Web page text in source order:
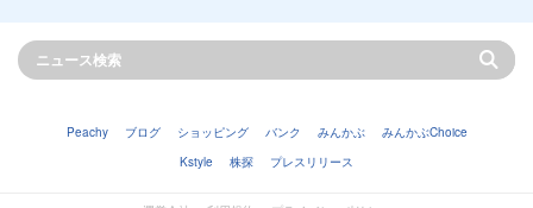
Peachy ブログ ショッピング バンク みんかぶ
みんかぶChoice
Kstyle
株探 プレスリリース